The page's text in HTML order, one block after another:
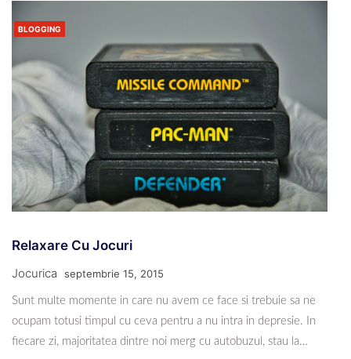
BLOGGING
Relaxare Cu Jocuri
Jocurica septembrie 15, 2015
Sunt multe momente in care nu avem ce face si trebuie sa ne
ocupam totusi timpul cu ceva pentru a nu intra in depresie. In
fiecare zi, majoritatea dintre noi merg cu autobuzul, stau la…